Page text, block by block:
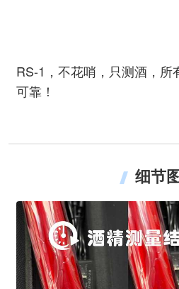
RS-1，不花哨，只测酒，所
可靠！
细节